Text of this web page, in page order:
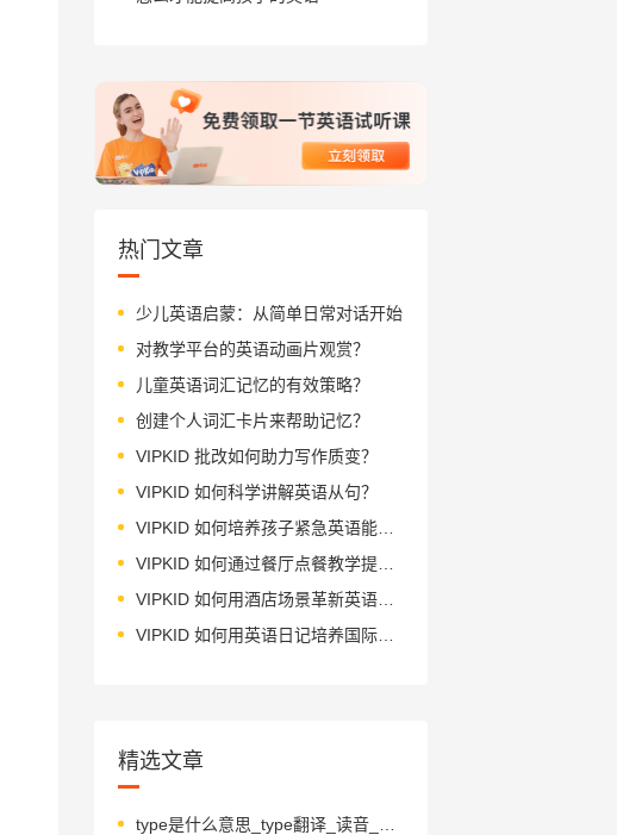
热门文章
少儿英语启蒙：从简单日常对话开始
对教学平台的英语动画片观赏？
儿童英语词汇记忆的有效策略？
创建个人词汇卡片来帮助记忆？
VIPKID 批改如何助力写作质变？
VIPKID 如何科学讲解英语从句？
VIPKID 如何培养孩子紧急英语能力？
VIPKID 如何通过餐厅点餐教学提升少儿英语应用能力？
VIPKID 如何用酒店场景革新英语教学？
VIPKID 如何用英语日记培养国际化人才？
精选文章